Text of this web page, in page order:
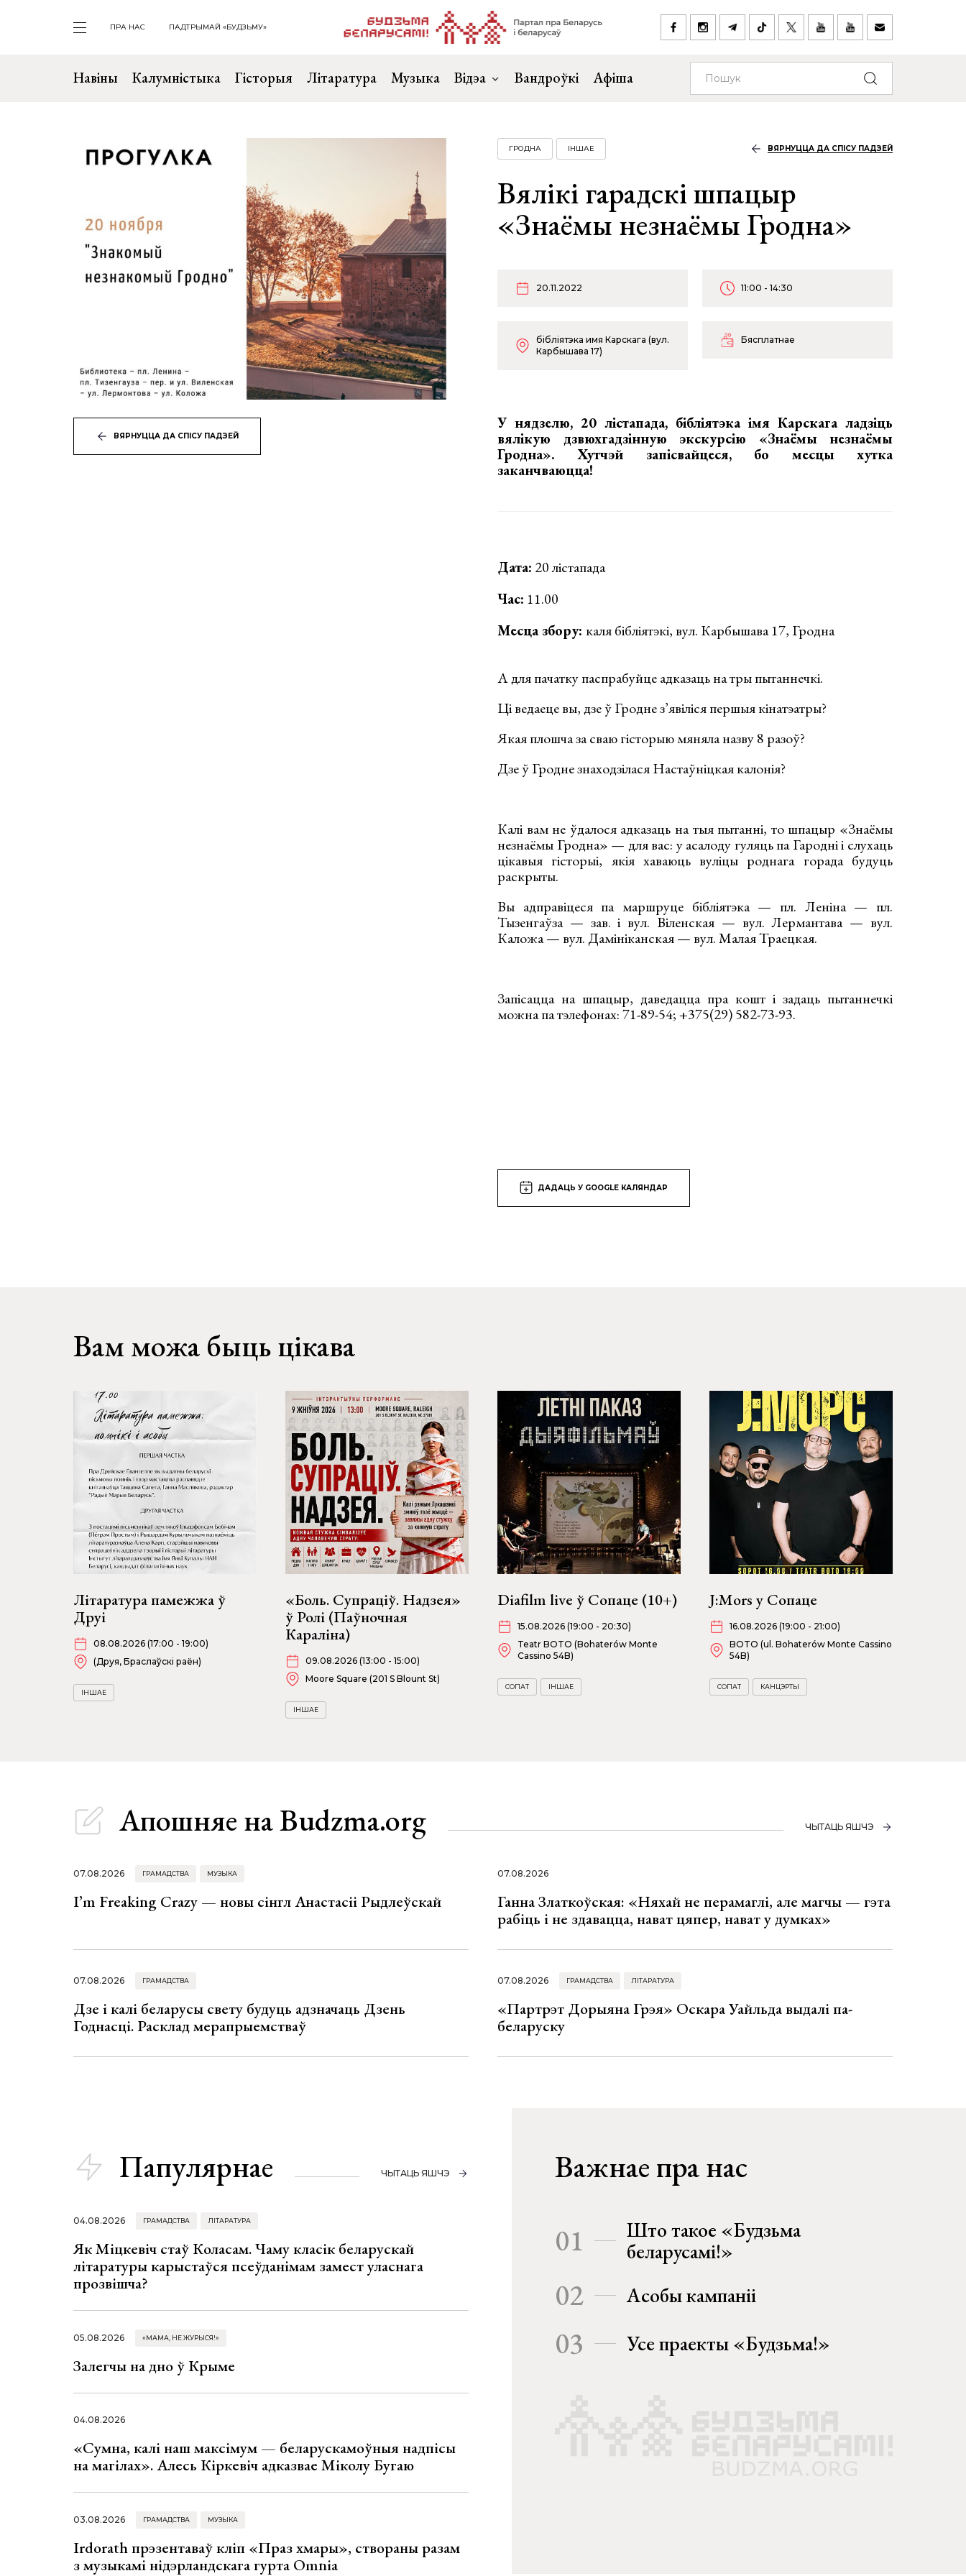
ПРА НАС ПАДТРЫМАЙ «БУДЗЬМУ»
Навіны Калумністыка Гісторыя Літаратура Музыка Відэа Вандроўкі Афіша
ВЯРНУЦЦА ДА СПІСУ ПАДЗЕЙ
ГРОДНА ІНШАЕ ВЯРНУЦЦА ДА СПІСУ ПАДЗЕЙ
Вялікі гарадскі шпацыр
«Знаёмы незнаёмы Гродна»
20.11.2022 11:00 - 14:30
бібліятэка имя Карскага (вул.
Карбышава 17)
Бясплатнае
У нядзелю, 20 лістапада, бібліятэка імя Карскага ладзіць
вялікую дзвюхгадзінную экскурсію «Знаёмы незнаёмы
Гродна». Хутчэй запісвайцеся, бо месцы хутка
заканчваюцца!
Дата: 20 лістапада
Час: 11.00
Месца збору: каля бібліятэкі, вул. Карбышава 17, Гродна
А для пачатку паспрабуйце адказаць на тры пытаннечкі.
Ці ведаеце вы, дзе ў Гродне з’явіліся першыя кінатэатры?
Якая плошча за сваю гісторыю мяняла назву 8 разоў?
Дзе ў Гродне знаходзілася Настаўніцкая калонія?
Калі вам не ўдалося адказаць на тыя пытанні, то шпацыр «Знаёмы
незнаёмы Гродна» — для вас: у асалоду гуляць па Гародні і слухаць
цікавыя гісторыі, якія хаваюць вуліцы роднага горада будуць
раскрыты.
Вы адправіцеся па маршруце бібліятэка — пл. Леніна — пл.
Тызенгаўза — зав. і вул. Віленская — вул. Лермантава — вул.
Каложа — вул. Дамініканская — вул. Малая Траецкая.
Запісацца на шпацыр, даведацца пра кошт і задаць пытаннечкі
можна па тэлефонах: 71-89-54; +375(29) 582-73-93.
ДАДАЦЬ У GOOGLE КАЛЯНДАР
Вам можа быць цікава
Літаратура памежжа ў
Друі
08.08.2026 (17:00 - 19:00)
(Друя, Браслаўскі раён)
ІНШАЕ
«Боль. Супраціў. Надзея»
ў Ролі (Паўночная
Караліна)
09.08.2026 (13:00 - 15:00)
Moore Square (201 S Blount St)
ІНШАЕ
Diafilm live ў Сопаце (10+)
15.08.2026 (19:00 - 20:30)
Teatr BOTO (Bohaterów Monte
Cassino 54B)
СОПАТ ІНШАЕ
J:Mors у Сопаце
16.08.2026 (19:00 - 21:00)
BOTO (ul. Bohaterów Monte Cassino
54B)
СОПАТ КАНЦЭРТЫ
Апошняе на Budzma.org ЧЫТАЦЬ ЯШЧЭ
07.08.2026 ГРАМАДСТВА МУЗЫКА
I’m Freaking Crazy — новы сінгл Анастасіі Рыдлеўскай
07.08.2026
Ганна Златкоўская: «Няхай не перамаглі, але магчы — гэта
рабіць і не здавацца, нават цяпер, нават у думках»
07.08.2026 ГРАМАДСТВА
Дзе і калі беларусы свету будуць адзначаць Дзень
Годнасці. Расклад мерапрыемстваў
07.08.2026 ГРАМАДСТВА ЛІТАРАТУРА
«Партрэт Дорыяна Грэя» Оскара Уайльда выдалі па-
беларуску
Папулярнае ЧЫТАЦЬ ЯШЧЭ
04.08.2026 ГРАМАДСТВА ЛІТАРАТУРА
Як Міцкевіч стаў Коласам. Чаму класік беларускай
літаратуры карыстаўся псеўданімам замест уласнага
прозвішча?
05.08.2026 «МАМА, НЕ ЖУРЫСЯ!»
Залегчы на дно ў Крыме
04.08.2026
«Сумна, калі наш максімум — беларускамоўныя надпісы
на магілах». Алесь Кіркевіч адказвае Міколу Бугаю
03.08.2026 ГРАМАДСТВА МУЗЫКА
Irdorath прэзентаваў кліп «Праз хмары», створаны разам
з музыкамі нідэрландскага гурта Omnia
Важнае пра нас
01
Што такое «Будзьма
беларусамі!»
02 Асобы кампаніі
03 Усе праекты «Будзьма!»